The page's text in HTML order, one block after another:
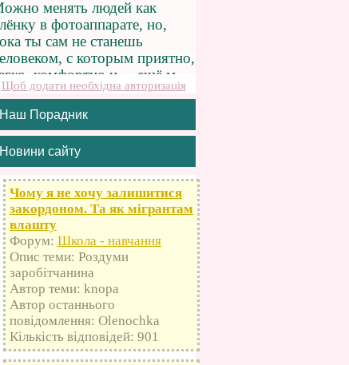
Щоб додати необхідна авторизація
Наш Порадник
Новини сайту
Чому я не хочу залишитися
закордоном. Та як мігрантам
влашту
Форум: Школа - навчання
Опис теми: Роздуми
заробітчанина
Автор теми: knopa
Автор останнього
повідомлення: Olenochka
Кількість відповідей: 901